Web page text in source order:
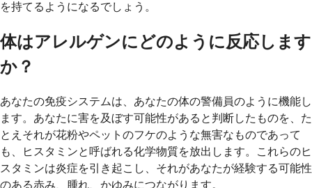
を持てるようになるでしょう。
体はアレルゲンにどのように反応します
か？
あなたの免疫システムは、あなたの体の警備員のように機能し
ます。あなたに害を及ぼす可能性があると判断したものを、た
とえそれが花粉やペットのフケのような無害なものであって
も、ヒスタミンと呼ばれる化学物質を放出します。これらのヒ
スタミンは炎症を引き起こし、それがあなたが経験する可能性
のある赤み、腫れ、かゆみにつながります。